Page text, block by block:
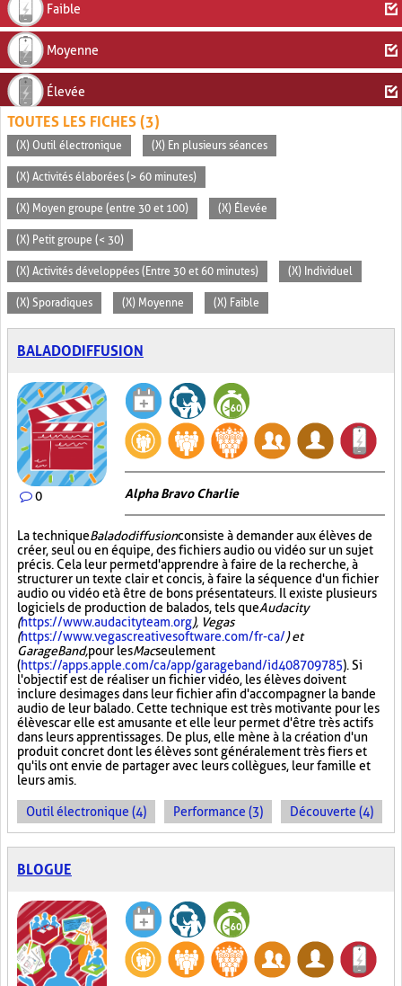
Faible
Moyenne
Élevée
TOUTES LES FICHES (3)
(X) Outil électronique (X) En plusieurs séances
(X) Activités élaborées (> 60 minutes)
(X) Moyen groupe (entre 30 et 100) (X) Élevée
(X) Petit groupe (< 30)
(X) Activités développées (Entre 30 et 60 minutes) (X) Individuel
(X) Sporadiques (X) Moyenne (X) Faible
BALADODIFFUSION
0 Alpha Bravo Charlie
La techniqueBaladodiffusionconsiste à demander aux élèves de
créer, seul ou en équipe, des fichiers audio ou vidéo sur un sujet
précis. Cela leur permet d'apprendre à faire de la recherche, à
structurer un texte clair et concis, à faire la séquence d'un fichier
audio ou vidéo et à être de bons présentateurs. Il existe plusieurs
logiciels de production de balados, tels queAudacity
(https://www.audacityteam.org), Vegas
(https://www.vegascreativesoftware.com/fr-ca/) et
GarageBand,pour lesMacseulement
(https://apps.apple.com/ca/app/garageband/id408709785). Si
l'objectif est de réaliser un fichier vidéo, les élèves doivent
inclure des images dans leur fichier afin d'accompagner la bande
audio de leur balado. Cette technique est très motivante pour les
élèves car elle est amusante et elle leur permet d'être très actifs
dans leurs apprentissages. De plus, elle mène à la création d'un
produit concret dont les élèves sont généralement très fiers et
qu'ils ont envie de partager avec leurs collègues, leur famille et
leurs amis.
Outil électronique (4) Performance (3) Découverte (4)
BLOGUE